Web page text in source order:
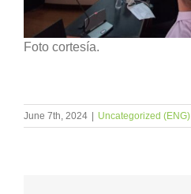
Foto cortesía.
June 7th, 2024 | Uncategorized (ENG)